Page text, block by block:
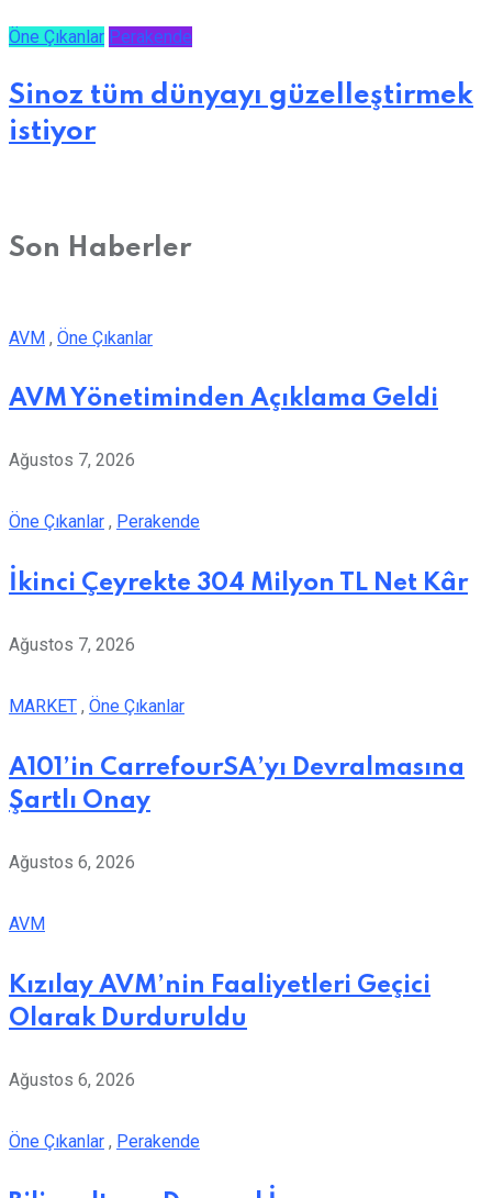
Öne Çıkanlar Perakende
Sinoz tüm dünyayı güzelleştirmek
istiyor
Son Haberler
AVM , Öne Çıkanlar
AVM Yönetiminden Açıklama Geldi
Ağustos 7, 2026
Öne Çıkanlar , Perakende
İkinci Çeyrekte 304 Milyon TL Net Kâr
Ağustos 7, 2026
MARKET , Öne Çıkanlar
A101’in CarrefourSA’yı Devralmasına
Şartlı Onay
Ağustos 6, 2026
AVM
Kızılay AVM’nin Faaliyetleri Geçici
Olarak Durduruldu
Ağustos 6, 2026
Öne Çıkanlar , Perakende